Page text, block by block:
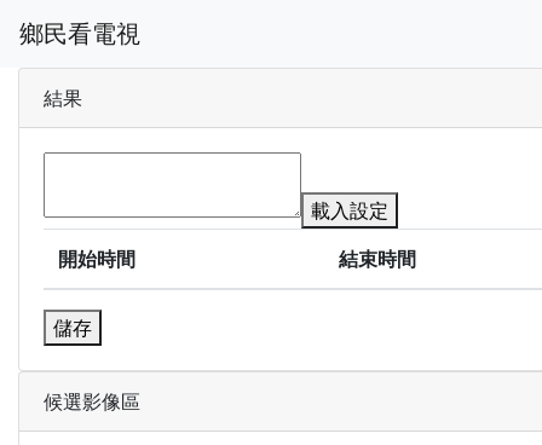
鄉民看電視
結果
載入設定
開始時間
結束時間
儲存
候選影像區